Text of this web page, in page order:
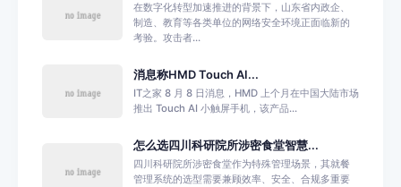
在数字化转型加速推进的背景下，山东省内政企、
制造、教育等各类单位的网络安全环境正面临新的
考验。攻击者...
消息称HMD Touch AI...
IT之家 8 月 8 日消息，HMD 上个月在中国大陆市场
推出 Touch AI 小触屏手机，该产品...
怎么选四川科研院所涉密食堂智慧...
四川科研院所涉密食堂作为特殊管理场景，其就餐
管理系统的选型需要兼顾效率、安全、合规多重要